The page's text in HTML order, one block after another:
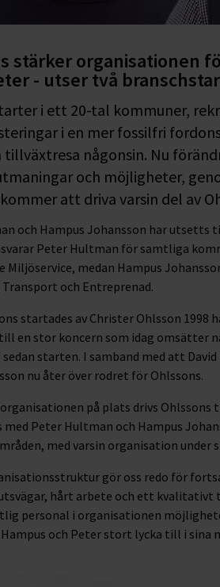
stärker organisationen
- utser två
i ett 20-tal kommuner,
i en mer fossilfri
tillväxtresa någonsin. Nu
och möjligheter,
att driva varsin del av
och Hampus Johansson har utsetts
Peter Hultman för samtliga
Miljöservice, medan Hampus
och Entreprenad.
startades av Christer Ohlsson
en stor koncern som idag omsätter
starten. I samband med att
nu åter över rodret för Ohlssons.
organisationen på plats drivs
Peter Hultman och Hampus
med varsin organisation under
gör oss redo för
hårt arbete och ett kvalitativt
personal i organisationen
Hampus och Peter stort lycka till i sina